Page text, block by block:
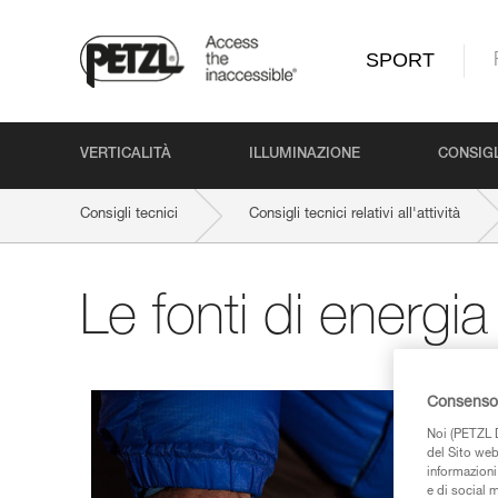
SPORT
VERTICALITÀ ILLUMINAZIONE
Consigli tecnici Consigli tecnici relativi all'attività
Le fonti di
Noi
del Sito
e di social